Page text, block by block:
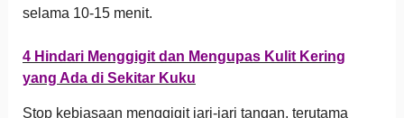
selama 10-15 menit.
4 Hindari Menggigit dan Mengupas Kulit Kering
yang Ada di Sekitar Kuku
Stop kebiasaan menggigit jari-jari tangan, terutama